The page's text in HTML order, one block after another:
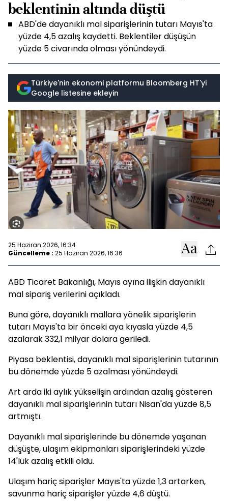
beklentinin altında düştü
ABD'de dayanıklı mal siparişlerinin tutarı Mayıs'ta
yüzde 4,5 azalış kaydetti. Beklentiler düşüşün
yüzde 5 civarında olması yönündeydi.
Türkiye'nin ekonomi platformu Bloomberg HT'yi
Google listesine ekleyin
25 Haziran 2026, 16:34
Güncelleme : 25 Haziran 2026, 16:36
ABD Ticaret Bakanlığı, Mayıs ayına ilişkin dayanıklı
mal sipariş verilerini açıkladı.
Buna göre, dayanıklı mallara yönelik siparişlerin
tutarı Mayıs'ta bir önceki aya kıyasla yüzde 4,5
azalarak 332,1 milyar dolara geriledi.
Piyasa beklentisi, dayanıklı mal siparişlerinin tutarının
bu dönemde yüzde 5 azalması yönündeydi.
Art arda iki aylık yükselişin ardından azalış gösteren
dayanıklı mal siparişlerinin tutarı Nisan'da yüzde 8,5
artmıştı.
Dayanıklı mal siparişlerinde bu dönemde yaşanan
düşüşte, ulaşım ekipmanları siparişlerindeki yüzde
14'lük azalış etkili oldu.
Ulaşım hariç siparişler Mayıs'ta yüzde 1,3 artarken,
savunma hariç siparişler yüzde 4,6 düştü.